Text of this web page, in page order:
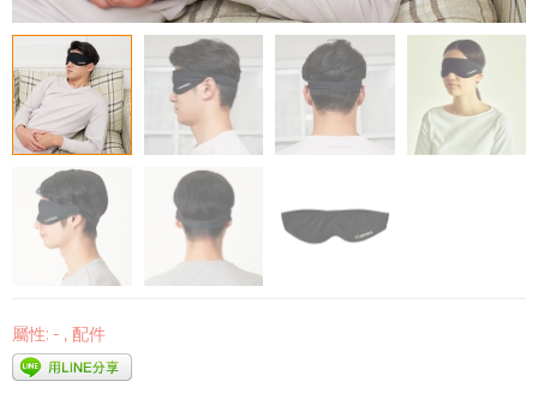
屬性: - , 配件